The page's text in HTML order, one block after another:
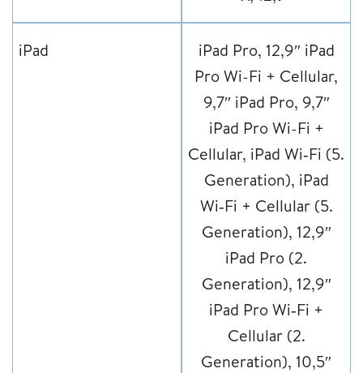
iPad
iPad Pro, 12,9″ iPad
Pro Wi-Fi + Cellular,
9,7″ iPad Pro, 9,7″
iPad Pro Wi-Fi +
Cellular, iPad Wi‑Fi (5.
Generation), iPad
Wi‑Fi + Cellular (5.
Generation), 12,9″
iPad Pro (2.
Generation), 12,9″
iPad Pro Wi‑Fi +
Cellular (2.
Generation), 10,5″